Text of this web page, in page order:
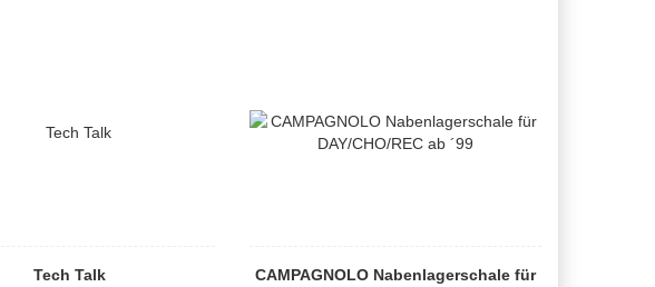
Tech Talk
CAMPAGNOLO Nabenlagerschale für